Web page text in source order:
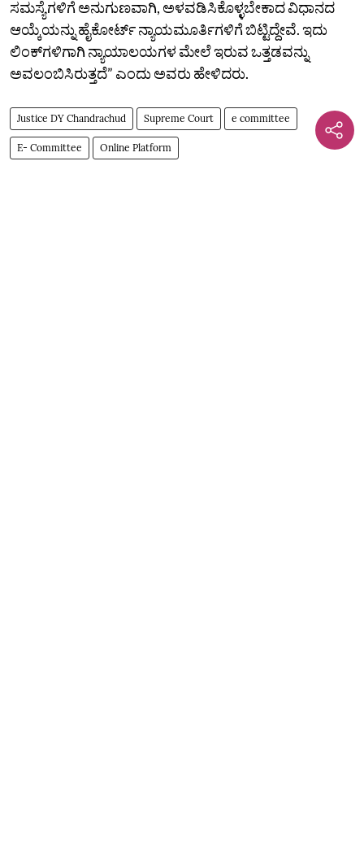
ಸಮಸ್ಯೆಗಳಿಗೆ ಅನುಗುಣವಾಗಿ, ಅಳವಡಿಸಿಕೊಳ್ಳಬೇಕಾದ ವಿಧಾನದ
ಆಯ್ಕೆಯನ್ನು ಹೈಕೋರ್ಟ್‌ ನ್ಯಾಯಮೂರ್ತಿಗಳಿಗೆ ಬಿಟ್ಟಿದ್ದೇವೆ. ಇದು
ಲಿಂಕ್‌ಗಳಿಗಾಗಿ ನ್ಯಾಯಾಲಯಗಳ ಮೇಲೆ ಇರುವ ಒತ್ತಡವನ್ನು
ಅವಲಂಬಿಸಿರುತ್ತದೆ” ಎಂದು ಅವರು ಹೇಳಿದರು.
Justice DY Chandrachud Supreme Court e committee
E- Committee Online Platform